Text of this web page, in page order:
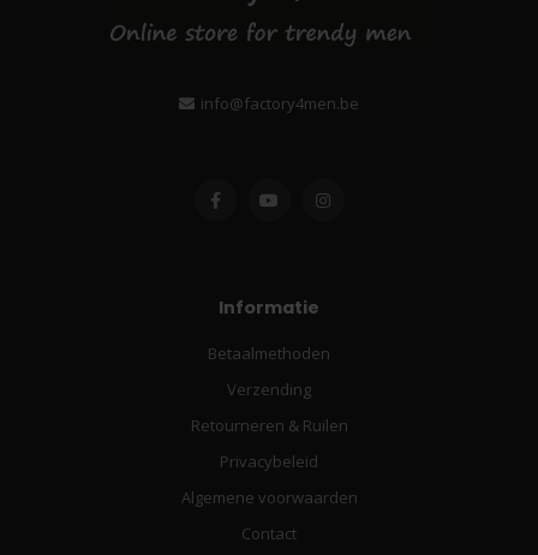
info@factory4men.be
Informatie
Betaalmethoden
Verzending
Retourneren & Ruilen
Privacybeleid
Algemene voorwaarden
Contact